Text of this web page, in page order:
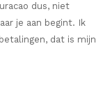
dus, niet
je aan begint. Ik
dat is mijn